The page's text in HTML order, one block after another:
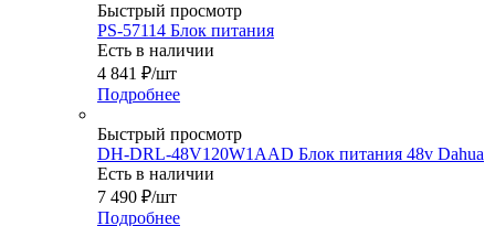
Быстрый просмотр
PS-57114 Блок питания
Есть в наличии
4 841 ₽/шт
Подробнее
Быстрый просмотр
DH-DRL-48V120W1AAD Блок питания 48v Dahua
Есть в наличии
7 490 ₽/шт
Подробнее